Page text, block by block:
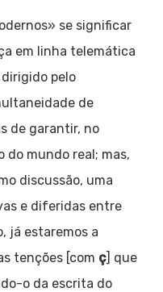
se significar
em linha telemática
pelo
de
de garantir, no
do mundo real; mas,
discussão, uma
e diferidas entre
já estaremos a
tenções [com ç] que
o da escrita do